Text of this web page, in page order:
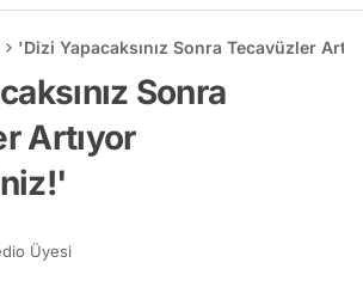
'Dizi Yapacaksınız Sonra Tecavüzler
Sonra
Artıyor
Üyesi